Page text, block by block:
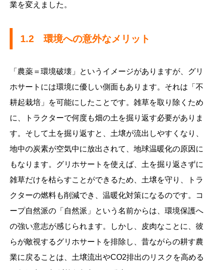
業を変えました。
1.2 環境への意外なメリット
「農薬＝環境破壊」というイメージがありますが、グリ
ホサートには環境に優しい側面もあります。それは「不
耕起栽培」を可能にしたことです。雑草を取り除くため
に、トラクターで何度も畑の土を掘り返す必要がありま
す。そして土を掘り返すと、土壌が流出しやすくなり、
地中の炭素が空気中に放出されて、地球温暖化の原因に
もなります。グリホサートを使えば、土を掘り返さずに
雑草だけを枯らすことができるため、土壌を守り、トラ
クターの燃料も削減でき、温暖化対策になるのです。コ
ープ自然派の「自然派」という名前からは、環境保護へ
の強い意志が感じられます。しかし、皮肉なことに、彼
らが敵視するグリホサートを排除し、昔ながらの耕す農
業に戻ることは、土壌流出やCO2排出のリスクを高める